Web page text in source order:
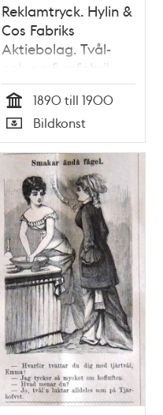
Reklamtryck. Hylin &
Cos Fabriks
Aktiebolag. Tvål-
och parfymfabrik
Tid
1890 till 1900
Typ
Bildkonst